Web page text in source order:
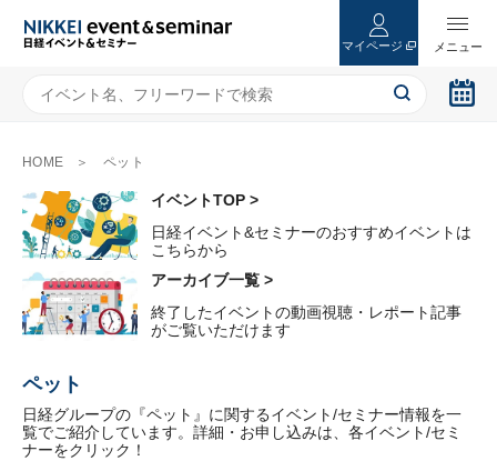
マイページ
HOME ペット
イベントTOP >
日経イベント&セミナーのおすすめイベントは
こちらから
アーカイブ一覧 >
終了したイベントの動画視聴・レポート記事
がご覧いただけます
ペット
日経グループの『ペット』に関するイベント/セミナー情報を一
覧でご紹介しています。詳細・お申し込みは、各イベント/セミ
ナーをクリック！